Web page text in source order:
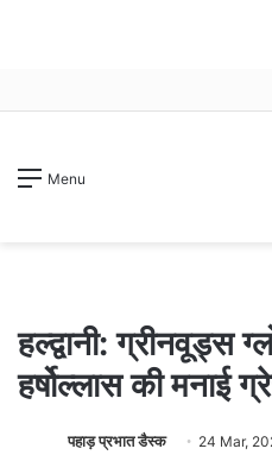
Menu
हल्द्वानी: ग्रीनवूड्स
हर्षोल्लास की मनाई
पहाड़ प्रभात डैस्क 24 Mar,